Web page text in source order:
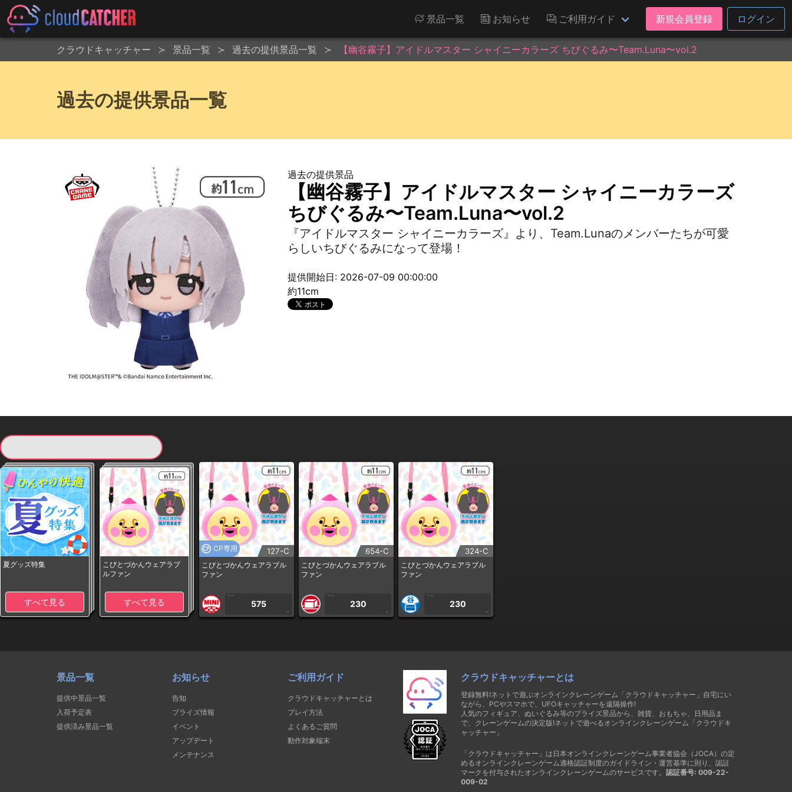
景品一覧 お知らせ ご利用ガイド 新規会員登録 ログイン
クラウドキャッチャー 景品一覧 過去の提供景品一覧 【幽谷霧子】アイドルマスター シャイニーカラーズ ちびぐるみ〜Team.Luna〜vol.2
過去の提供景品一覧
過去の提供景品
【幽谷霧子】アイドルマスター シャイニーカラーズ
ちびぐるみ〜Team.Luna〜vol.2
『アイドルマスター シャイニーカラーズ』より、Team.Lunaのメンバーたちが可愛
らしいちびぐるみになって登場！
提供開始日: 2026-07-09 00:00:00
約11cm
夏グッズ特集
すべて見る
こびとづかんウェアラブ
ルファン
すべて見る
CP専用 127-C
こびとづかんウェアラブル
ファン
1PLAY
575
CP
654-C
こびとづかんウェアラブル
ファン
1PLAY
230
CP
324-C
こびとづかんウェアラブル
ファン
1PLAY
230
CP
景品一覧
提供中景品一覧
入荷予定表
提供済み景品一覧
お知らせ
告知
プライズ情報
イベント
アップデート
メンテナンス
ご利用ガイド
クラウドキャッチャーとは
プレイ方法
よくあるご質問
動作対象端末
クラウドキャッチャーとは
登録無料!ネットで遊ぶオンラインクレーンゲーム「クラウドキャッチャー」自宅にい
ながら、PCやスマホで、UFOキャッチャーを遠隔操作!
人気のフィギュア、ぬいぐるみ等のプライズ景品から、雑貨、おもちゃ、日用品ま
で、クレーンゲームの決定版!ネットで遊べるオンラインクレーンゲーム「クラウドキ
ャッチャー」
「クラウドキャッチャー」は日本オンラインクレーンゲーム事業者協会（JOCA）の定
めるオンラインクレーンゲーム適格認証制度のガイドライン・運営基準に則り、認証
マークを付与されたオンラインクレーンゲームのサービスです。 認証番号: 009-22-
009-02